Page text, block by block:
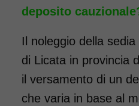
COSTO
da
SCHEDA
deposito
Il noleggio della
di Licata in provincia
il versamento di un
che varia in base al